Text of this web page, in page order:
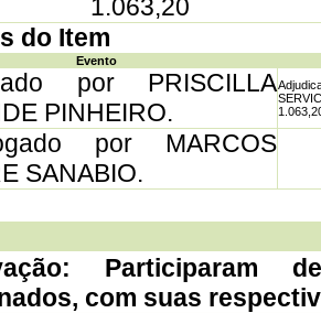
1.063,20
do Item
Evento
por PRISCILLA
PINHEIRO.
por MARCOS
SANABIO.
Participaram
com suas